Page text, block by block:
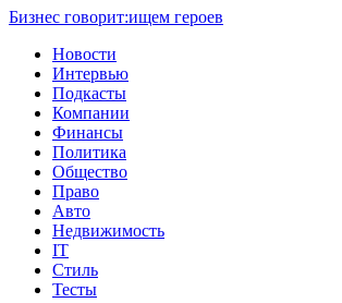
Бизнес говорит:ищем героев
Новости
Интервью
Подкасты
Компании
Финансы
Политика
Общество
Право
Авто
Недвижимость
IT
Стиль
Тесты